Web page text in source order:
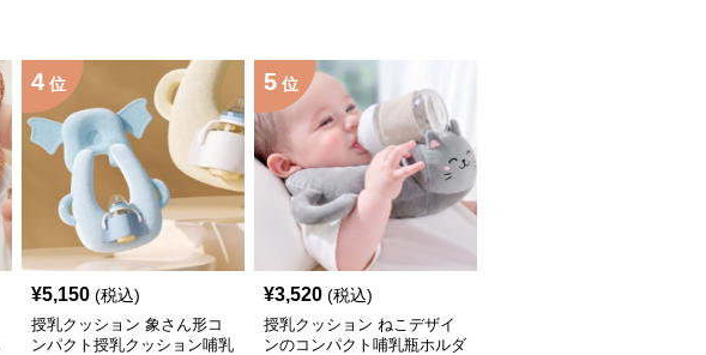
4 位
¥5,150 (税込)
授乳クッション 象さん形コ
ンパクト授乳クッション哺乳
5 位
¥3,520 (税込)
授乳クッション ねこデザイ
ンのコンパクト哺乳瓶ホルダ